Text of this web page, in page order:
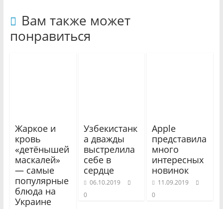
Вам также может
понравиться
Жаркое и
кровь
«детёнышей
маскалей»
— самые
популярные
блюда на
Украине
Узбекистанк
а дважды
выстрелила
себе в
сердце
06.10.2019
0
Apple
представила
много
интересных
новинок
11.09.2019
0